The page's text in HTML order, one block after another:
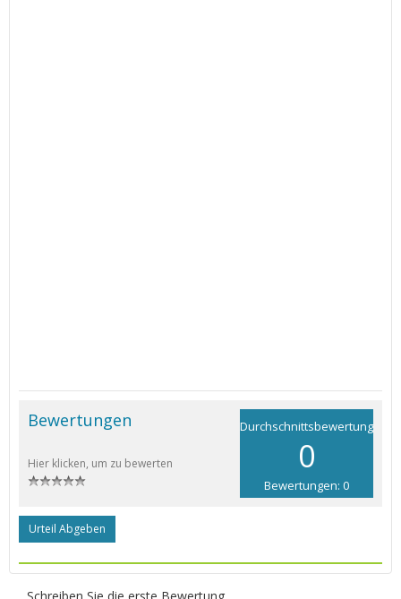
Durchschnittsbewertung
0
Bewertungen: 0
Bewertungen
Hier klicken, um zu bewerten
Urteil Abgeben
Schreiben Sie die erste Bewertung